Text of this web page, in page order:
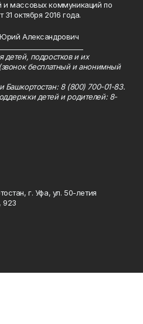
и массовых коммуникаций по
октября 2016 года.
Александрович
детей, подростков и их
бесплатный и анонимный
Башкортостан: 8 (800) 700-01-83.
детей и родителей: 8-
г. Уфа, ул. 50-летия
923